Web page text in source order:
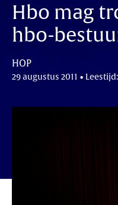
Hbo mag
hbo-
HOP
29 augustus 2011 •